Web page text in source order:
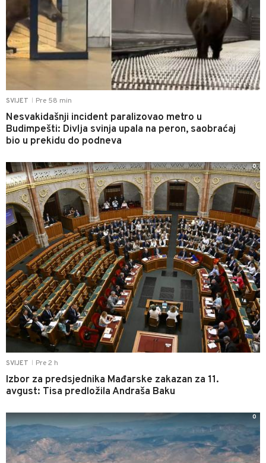
SVIJET Pre 58 min
Nesvakidašnji incident paralizovao metro u
Budimpešti: Divlja svinja upala na peron, saobraćaj
bio u prekidu do podneva
SVIJET Pre 2 h
Izbor za predsjednika Mađarske zakazan za 11.
avgust: Tisa predložila Andraša Baku
0
0